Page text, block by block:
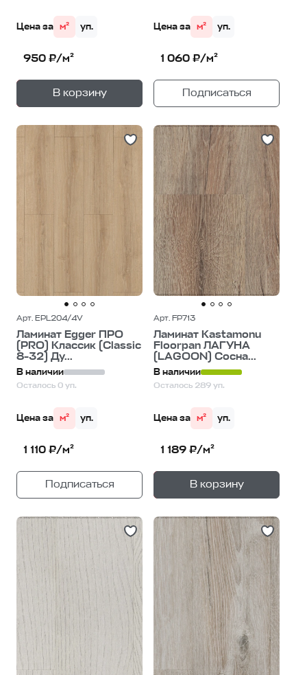
Цена за м² уп.
950 ₽/м²
В корзину
— 1уп.
Цена за м² уп.
1 060 ₽/м²
Подписаться
Арт. EPL204/4V
Ламинат Egger ПРО
(PRO) Классик (Classic
8-32) Ду...
В наличии
Осталось 0 уп.
Цена за м² уп.
1 110 ₽/м²
Подписаться
Арт. FP713
Ламинат Kastamonu
Floorpan ЛАГУНА
(LAGOON) Сосна...
В наличии
Осталось 289 уп.
Цена за м² уп.
1 189 ₽/м²
В корзину
— 1уп.